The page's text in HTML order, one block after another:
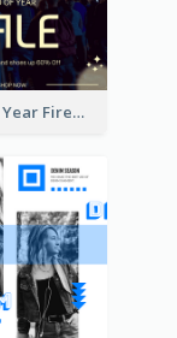
Blue New Year Firework Photo Sale Poster